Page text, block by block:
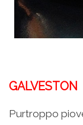
GALVESTON
Purtroppo